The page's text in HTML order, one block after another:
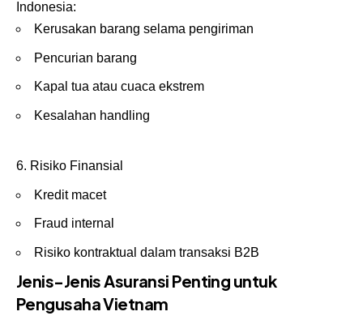
Indonesia:
Kerusakan barang selama pengiriman
Pencurian barang
Kapal tua atau cuaca ekstrem
Kesalahan handling
Risiko Finansial
Kredit macet
Fraud internal
Risiko kontraktual dalam transaksi B2B
Jenis-Jenis Asuransi Penting untuk
Pengusaha Vietnam